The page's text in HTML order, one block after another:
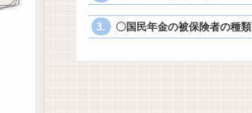
〇国民年金の被保険者の種類